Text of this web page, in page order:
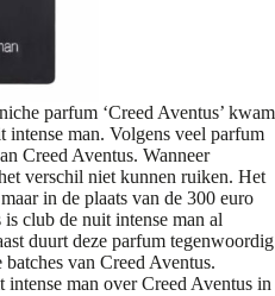
parfum ‘Creed Aventus’ kwam
man. Volgens veel parfum
Creed Aventus. Wanneer
verschil niet kunnen ruiken. Het
in de plaats van de 300 euro
club de nuit intense man al
duurt deze parfum tegenwoordig
van Creed Aventus.
man over Creed Aventus in